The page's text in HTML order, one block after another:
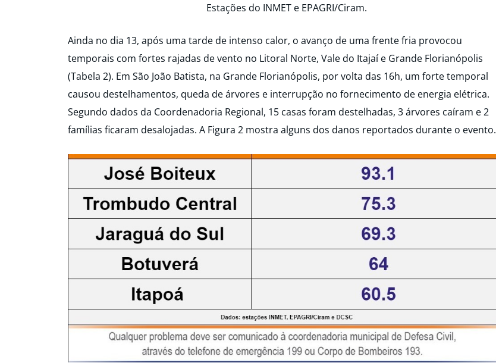
Estações do INMET e EPAGRI/Ciram.
Ainda no dia 13, após uma tarde de intenso calor, o avanço de uma frente fria provocou
temporais com fortes rajadas de vento no Litoral Norte, Vale do Itajaí e Grande Florianópolis
(Tabela 2). Em São João Batista, na Grande Florianópolis, por volta das 16h, um forte temporal
causou destelhamentos, queda de árvores e interrupção no fornecimento de energia elétrica.
Segundo dados da Coordenadoria Regional, 15 casas foram destelhadas, 3 árvores caíram e 2
famílias ficaram desalojadas. A Figura 2 mostra alguns dos danos reportados durante o evento.